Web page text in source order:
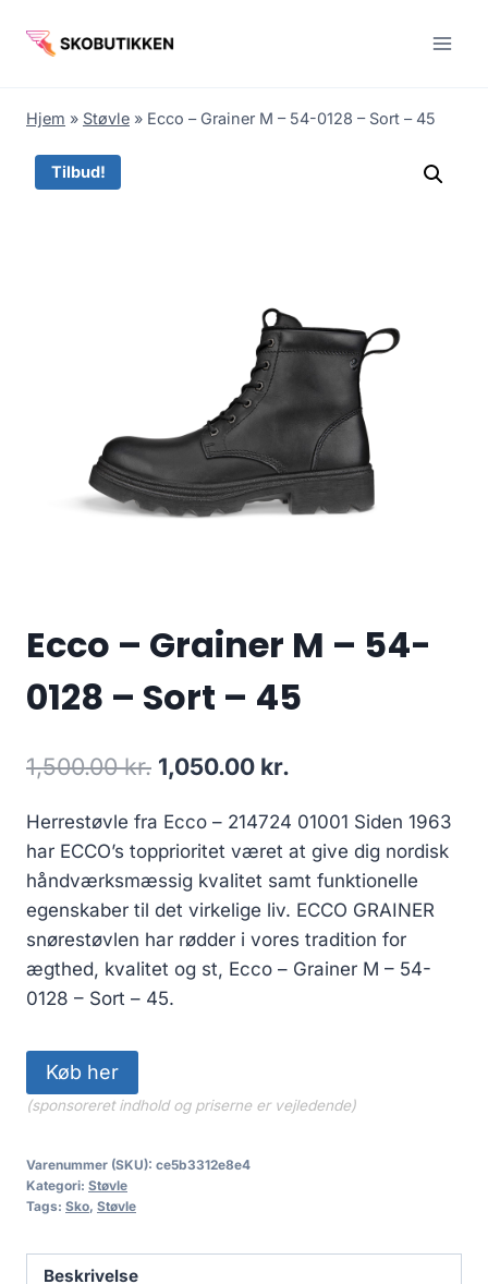
Hjem » Støvle » Ecco – Grainer M – 54-0128 – Sort – 45
Tilbud!
Ecco – Grainer M – 54-
0128 – Sort – 45
1,500.00kr. Den
pris
var:
1,500.00 kr..
1,050.00 kr.
pris
er:
1,050.00 kr..
Herrestøvle fra Ecco – 214724 01001 Siden 1963
har ECCO’s topprioritet været at give dig nordisk
håndværksmæssig kvalitet samt funktionelle
egenskaber til det virkelige liv. ECCO GRAINER
snørestøvlen har rødder i vores tradition for
ægthed, kvalitet og st, Ecco – Grainer M – 54-
0128 – Sort – 45.
Køb her
(sponsoreret indhold og priserne er vejledende)
Varenummer (SKU): ce5b3312e8e4
Kategori: Støvle
Tags: Sko, Støvle
Beskrivelse